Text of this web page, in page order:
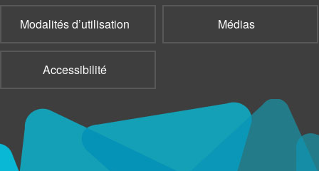
Modalités d’utilisation Médias
Accessibilité